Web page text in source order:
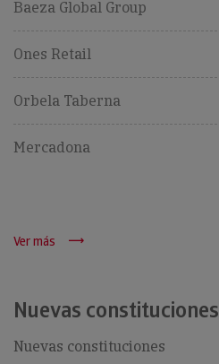
Baeza Global Group
Ones Retail
Orbela Taberna
Mercadona
Ver más
Nuevas constituciones
Nuevas constituciones